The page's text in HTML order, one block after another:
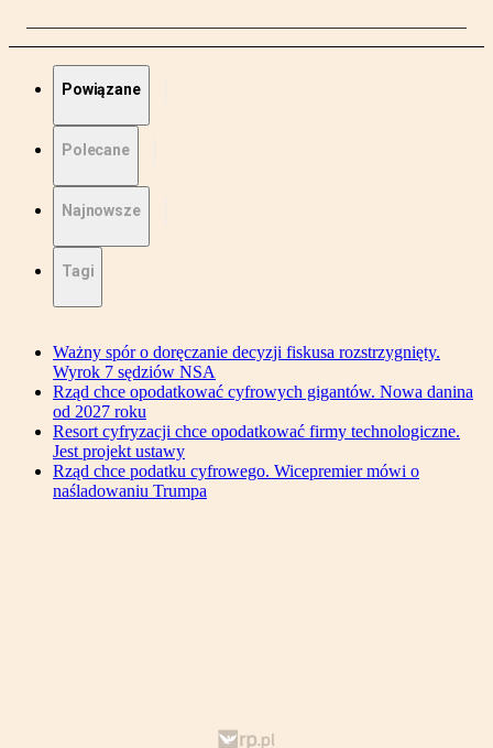
Powiązane
Polecane
Najnowsze
Tagi
Ważny spór o doręczanie decyzji fiskusa rozstrzygnięty.
Wyrok 7 sędziów NSA
Rząd chce opodatkować cyfrowych gigantów. Nowa danina
od 2027 roku
Resort cyfryzacji chce opodatkować firmy technologiczne.
Jest projekt ustawy
Rząd chce podatku cyfrowego. Wicepremier mówi o
naśladowaniu Trumpa